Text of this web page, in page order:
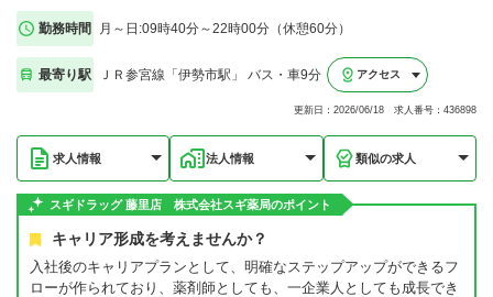
勤務時間 月～日:09時40分～22時00分（休憩60分）
最寄り駅 ＪＲ参宮線「伊勢市駅」 バス・車9分 アクセス
更新日：2026/06/18 求人番号：436898
求人情報 法人情報 類似の求人
スギドラッグ 藤里店 株式会社スギ薬局のポイント
キャリア形成を考えませんか？
入社後のキャリアプランとして、明確なステップアップができるフ
ローが作られており、薬剤師としても、一企業人としても成長でき